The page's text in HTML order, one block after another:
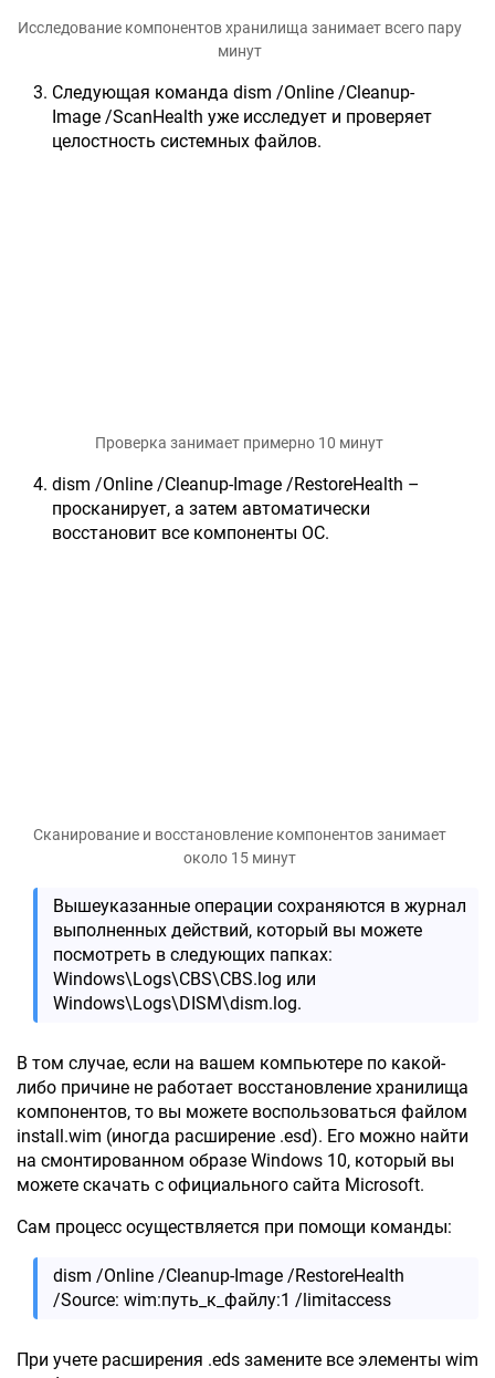
Исследование компонентов хранилища занимает всего пару
минут
Следующая команда dism /Online /Cleanup-
Image /ScanHealth уже исследует и проверяет
целостность системных файлов.
Проверка занимает примерно 10 минут
dism /Online /Cleanup-Image /RestoreHealth –
просканирует, а затем автоматически
восстановит все компоненты ОС.
Сканирование и восстановление компонентов занимает
около 15 минут
Вышеуказанные операции сохраняются в журнал
выполненных действий, который вы можете
посмотреть в следующих папках:
Windows\Logs\CBS\CBS.log или
Windows\Logs\DISM\dism.log.
В том случае, если на вашем компьютере по какой-
либо причине не работает восстановление хранилища
компонентов, то вы можете воспользоваться файлом
install.wim (иногда расширение .esd). Его можно найти
на смонтированном образе Windows 10, который вы
можете скачать с официального сайта Microsoft.
Сам процесс осуществляется при помощи команды:
dism /Online /Cleanup-Image /RestoreHealth
/Source: wim:путь_к_файлу:1 /limitaccess
При учете расширения .eds замените все элементы wim